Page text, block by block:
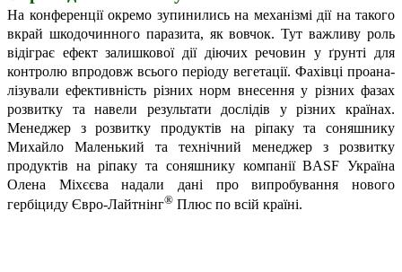
На конференції окремо зупинились на механізмі дії на такого
вкрай шкодочинного паразита, як вовчок. Тут важливу роль
відіграє ефект залишкової дії діючих речовин у ґрунті для
контролю впродовж всього періоду вегетації. Фахівці проана­
лізували ефективність різних норм внесення у різних фазах
розвитку та навели результати дослідів у різних країнах.
Менеджер з розвитку продуктів на ріпаку та соняшнику
Михайло Маленький та технічний менеджер з розвитку
продуктів на ріпаку та соняшнику компанії BASF Україна
Олена Міхєєва надали дані про випробування нового
гербіциду Євро-Лайтнінг® Плюс по всій країні.